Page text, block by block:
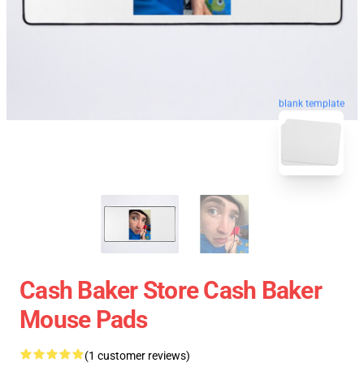
blank template
Cash Baker Store Cash Baker
Mouse Pads
(1 customer reviews)